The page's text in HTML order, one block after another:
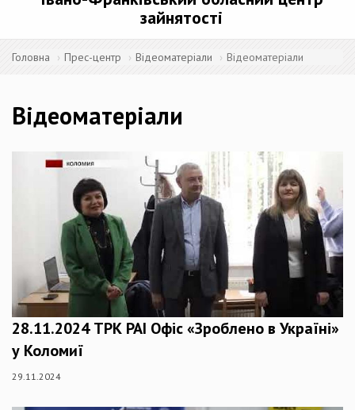
зайнятості
Головна Прес-центр Відеоматеріали Відеоматеріали
Відеоматеріали
28.11.2024 ТРК РАІ Офіс «Зроблено в Україні»
у Коломиї
29.11.2024